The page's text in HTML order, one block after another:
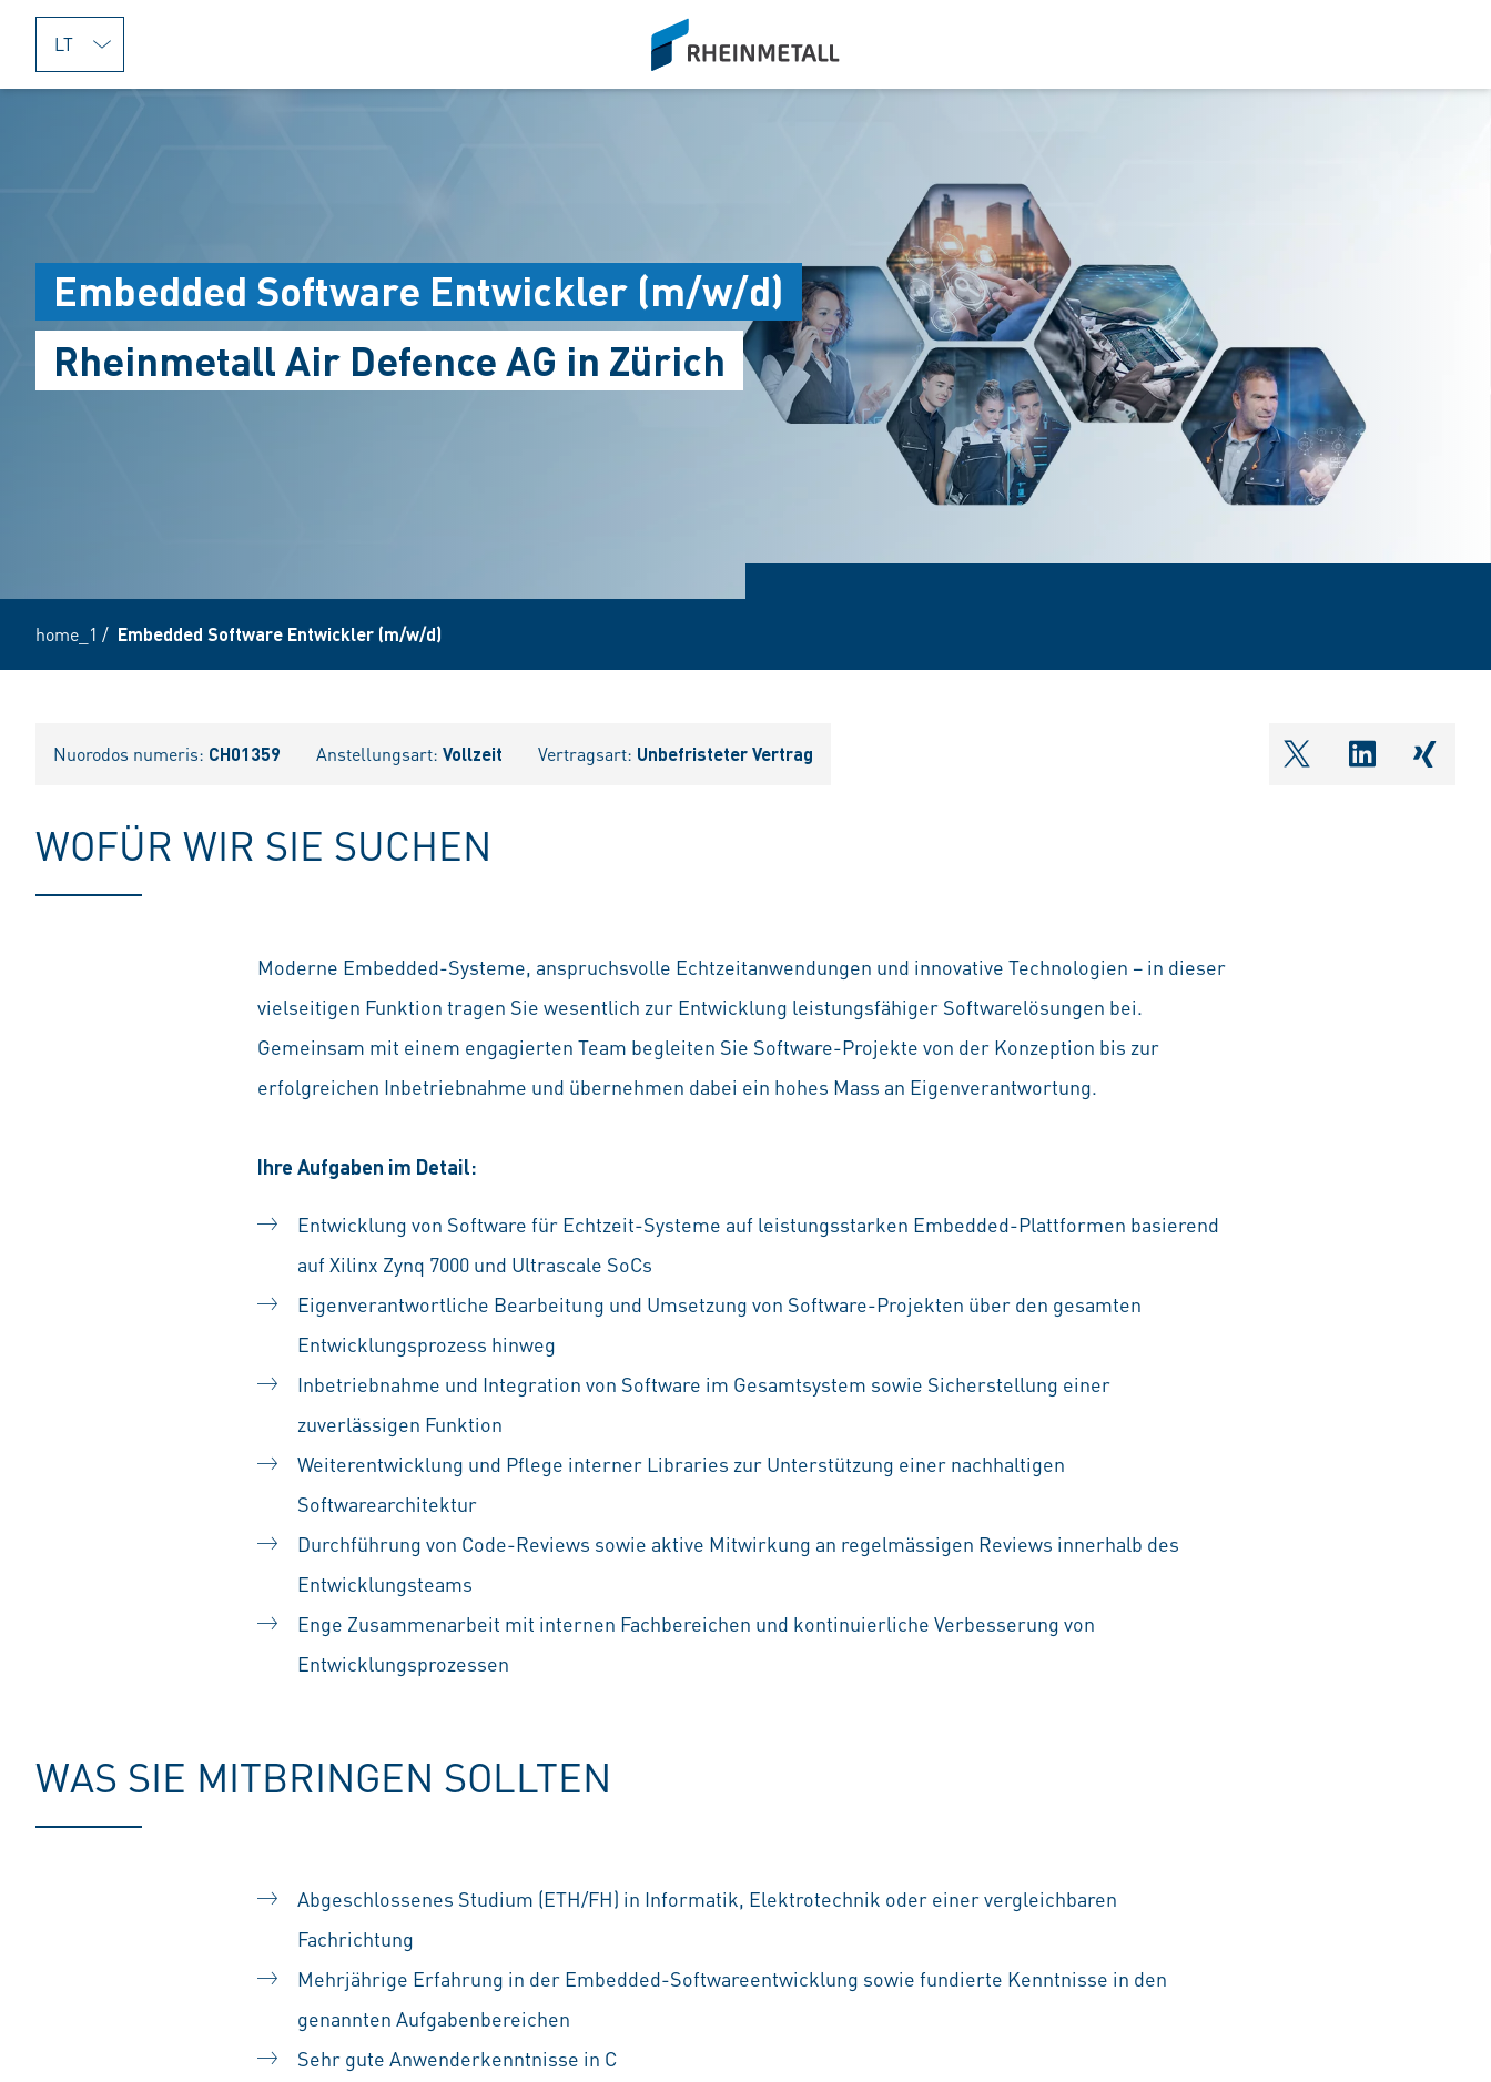
jumpToMain
siteLogo
Embedded Software Entwickler (m/w/d)
Rheinmetall Air Defence AG in Zürich
home_1 / Embedded Software Entwickler (m/w/d)
Nuorodos numeris: CH01359 Anstellungsart: Vollzeit Vertragsart: Unbefristeter Vertrag shareOntwitter
WOFÜR WIR SIE SUCHEN
Moderne Embedded-Systeme, anspruchsvolle Echtzeitanwendungen und innovative Technologien – in dieser
vielseitigen Funktion tragen Sie wesentlich zur Entwicklung leistungsfähiger Softwarelösungen bei.
Gemeinsam mit einem engagierten Team begleiten Sie Software-Projekte von der Konzeption bis zur
erfolgreichen Inbetriebnahme und übernehmen dabei ein hohes Mass an Eigenverantwortung.
Ihre Aufgaben im Detail:
Entwicklung von Software für Echtzeit-Systeme auf leistungsstarken Embedded-Plattformen basierend
auf Xilinx Zynq 7000 und Ultrascale SoCs
Eigenverantwortliche Bearbeitung und Umsetzung von Software-Projekten über den gesamten
Entwicklungsprozess hinweg
Inbetriebnahme und Integration von Software im Gesamtsystem sowie Sicherstellung einer
zuverlässigen Funktion
Weiterentwicklung und Pflege interner Libraries zur Unterstützung einer nachhaltigen
Softwarearchitektur
Durchführung von Code-Reviews sowie aktive Mitwirkung an regelmässigen Reviews innerhalb des
Entwicklungsteams
Enge Zusammenarbeit mit internen Fachbereichen und kontinuierliche Verbesserung von
Entwicklungsprozessen
WAS SIE MITBRINGEN SOLLTEN
Abgeschlossenes Studium (ETH/FH) in Informatik, Elektrotechnik oder einer vergleichbaren
Fachrichtung
Mehrjährige Erfahrung in der Embedded-Softwareentwicklung sowie fundierte Kenntnisse in den
genannten Aufgabenbereichen
Sehr gute Anwenderkenntnisse in C